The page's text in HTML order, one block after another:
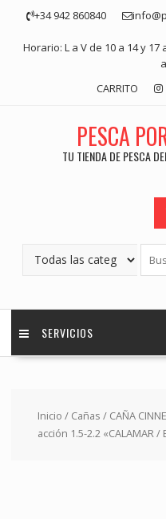
contenido
+34 942 860840
Horario: L a V de 10 a 14 y 17
CARRITO
PESCA
TU TIENDA DE PESCA
SERVICIOS
Inicio / Cañas / CAÑA
acción 1.5-2.2 «CALAMAR /